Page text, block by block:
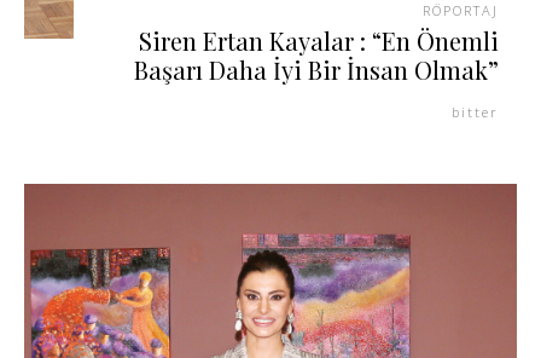
RÖPORTAJ
Siren Ertan Kayalar : “En Önemli
Başarı Daha İyi Bir İnsan Olmak”
bitter